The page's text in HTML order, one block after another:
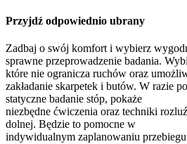
Przyjdź odpowiednio ubrany
Zadbaj o swój komfort i wybierz
sprawne przeprowadzenie badania.
które nie ogranicza ruchów oraz
zakładanie skarpetek i butów. W razie
statyczne badanie stóp, pokaże
niezbędne ćwiczenia oraz techniki
dolnej. Będzie to pomocne w
indywidualnym zaplanowaniu